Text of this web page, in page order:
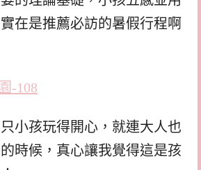
在是推薦必訪的暑假行程啊
小孩玩得開心，就連大人也
時候，真心讓我覺得這是孩